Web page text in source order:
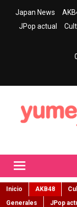
Japan News
JPop actual
Inicio AKB48
Generales
JPop